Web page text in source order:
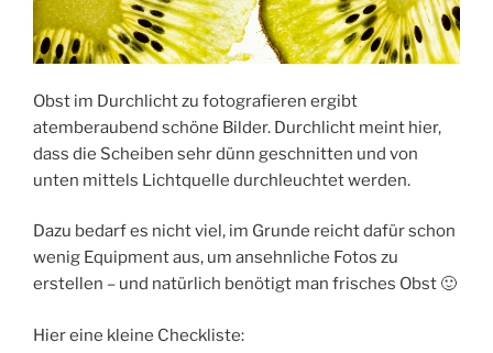
Obst im Durchlicht zu fotografieren ergibt
atemberaubend schöne Bilder. Durchlicht meint hier,
dass die Scheiben sehr dünn geschnitten und von
unten mittels Lichtquelle durchleuchtet werden.
Dazu bedarf es nicht viel, im Grunde reicht dafür schon
wenig Equipment aus, um ansehnliche Fotos zu
erstellen – und natürlich benötigt man frisches Obst 🙂
Hier eine kleine Checkliste: